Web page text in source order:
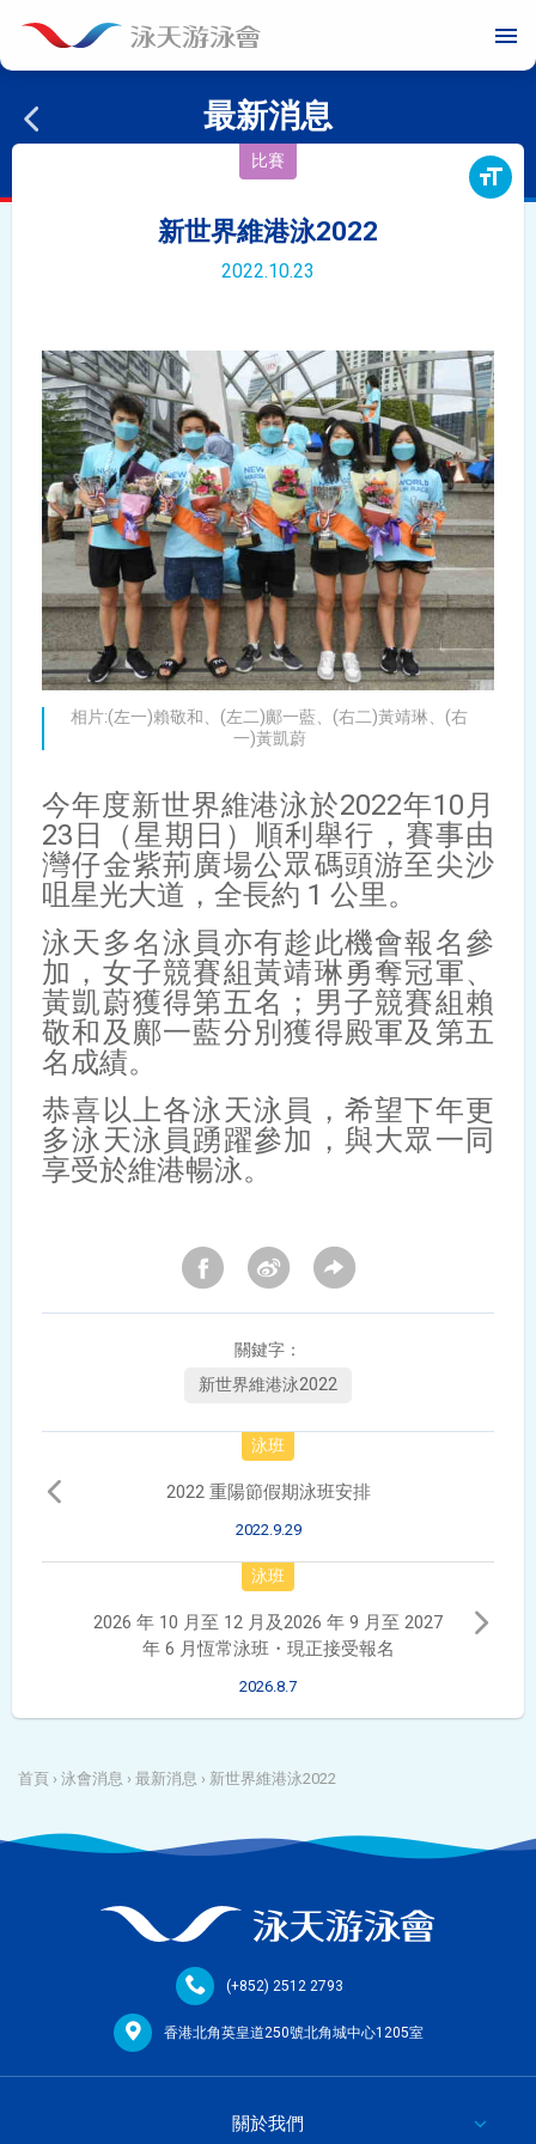
menu
最新消息
format_size
比賽
新世界維港泳2022
2022.10.23
相片:(左一)賴敬和、(左二)鄺一藍、(右二)黃靖琳、(右
一)黃凱蔚
今年度新世界維港泳於2022年10月
23日（星期日）順利舉行，賽事由
灣仔金紫荊廣場公眾碼頭游至尖沙
咀星光大道，全長約 1 公里。
泳天多名泳員亦有趁此機會報名參
加，女子競賽組黃靖琳勇奪冠軍、
黃凱蔚獲得第五名；男子競賽組賴
敬和及鄺一藍分別獲得殿軍及第五
名成績。
恭喜以上各泳天泳員，希望下年更
多泳天泳員踴躍參加，與大眾一同
享受於維港暢泳。
關鍵字：
新世界維港泳2022
泳班
2022 重陽節假期泳班安排
2022.9.29
泳班
2026 年 10 月至 12 月及2026 年 9 月至 2027
年 6 月恆常泳班・現正接受報名
2026.8.7
首頁 › 泳會消息 › 最新消息 › 新世界維港泳2022
(+852) 2512 2793
香港北角英皇道250號北角城中心1205室
關於我們